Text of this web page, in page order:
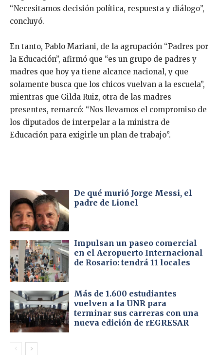
“Necesitamos decisión política, respuesta y diálogo”,
concluyó.
En tanto, Pablo Mariani, de la agrupación “Padres por
la Educación”, afirmó que “es un grupo de padres y
madres que hoy ya tiene alcance nacional, y que
solamente busca que los chicos vuelvan a la escuela”,
mientras que Gilda Ruiz, otra de las madres
presentes, remarcó: “Nos llevamos el compromiso de
los diputados de interpelar a la ministra de
Educación para exigirle un plan de trabajo”.
De qué murió Jorge Messi, el
padre de Lionel
Impulsan un paseo comercial
en el Aeropuerto Internacional
de Rosario: tendrá 11 locales
Más de 1.600 estudiantes
vuelven a la UNR para
terminar sus carreras con una
nueva edición de rEGRESAR